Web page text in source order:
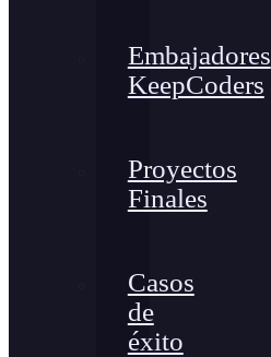
Embajadores
KeepCoders
Proyectos
Finales
Casos
de
éxito